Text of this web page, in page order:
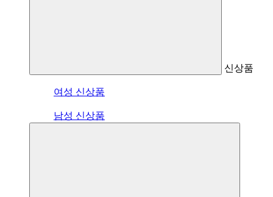
신상품
여성 신상품
남성 신상품